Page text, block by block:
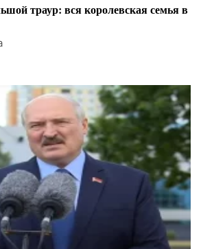
траур: вся королевская семья в